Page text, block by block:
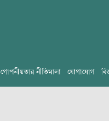
গোপনীয়তার নীতিমালা যোগাযোগ